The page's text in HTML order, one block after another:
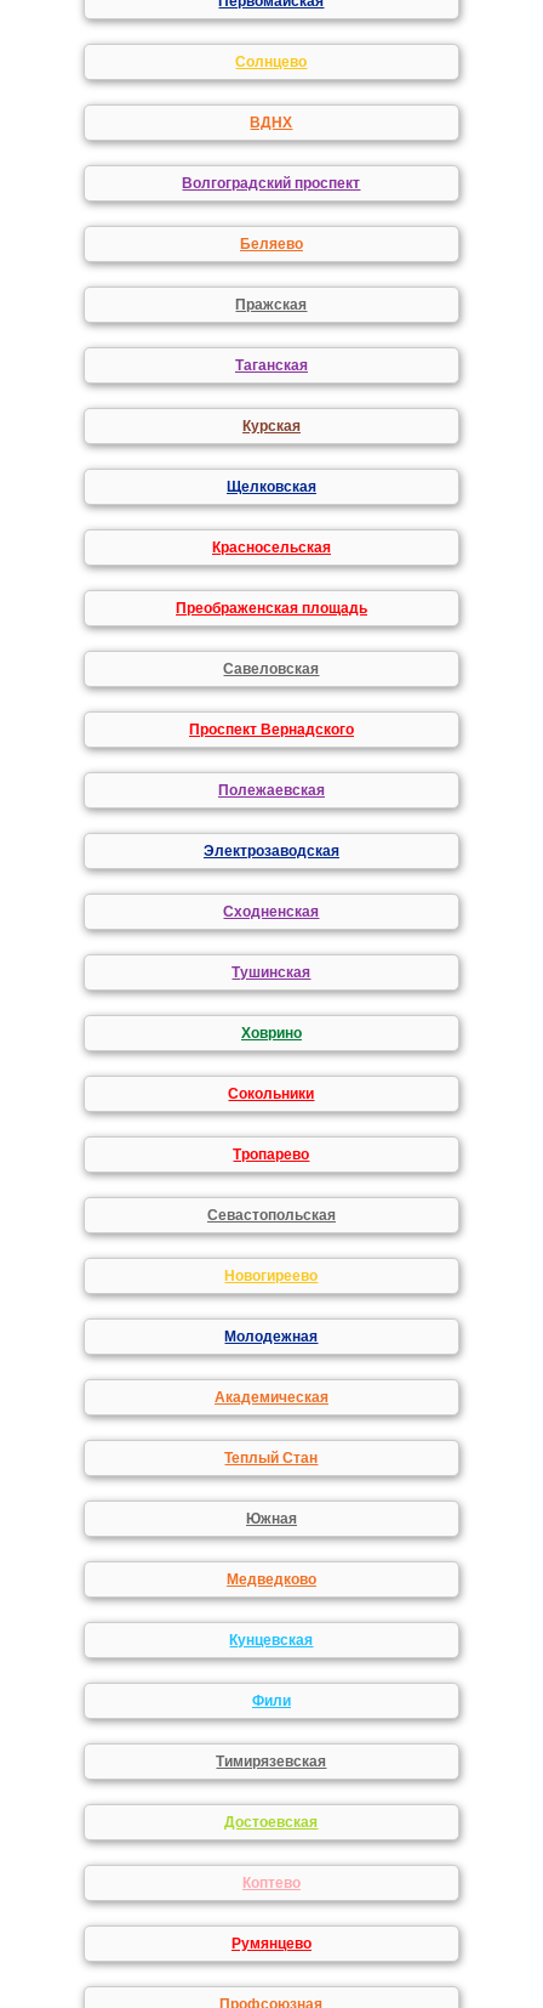
Солнцево
ВДНХ
Волгоградский проспект
Беляево
Пражская
Таганская
Курская
Щелковская
Красносельская
Преображенская площадь
Савеловская
Проспект Вернадского
Полежаевская
Электрозаводская
Сходненская
Тушинская
Ховрино
Сокольники
Тропарево
Севастопольская
Новогиреево
Молодежная
Академическая
Теплый Стан
Южная
Медведково
Кунцевская
Фили
Тимирязевская
Достоевская
Коптево
Румянцево
Профсоюзная